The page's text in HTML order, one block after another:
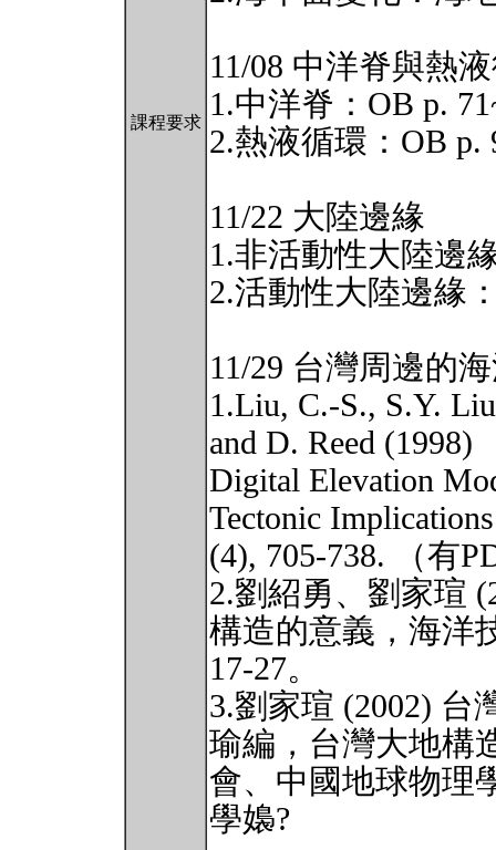
課程要求
11/08 中洋脊與熱
1.中洋脊：OB p.
2.熱液循環：OB p.
11/22 大陸邊緣
1.非活動性大陸邊
2.活動性大陸邊緣
11/29 台灣周邊的
1.Liu, C.-S., S.Y.
and D. Reed (1998)
Digital Elevation
Tectonic
(4), 705-738. （有
2.劉紹勇、劉家瑄
構造的意義，海洋
17-27。
3.劉家瑄 (2002) 台
瑜編，台灣大地構
會、中國地球物理
學嬝?